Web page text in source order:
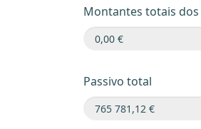
Montantes totais
Passivo total